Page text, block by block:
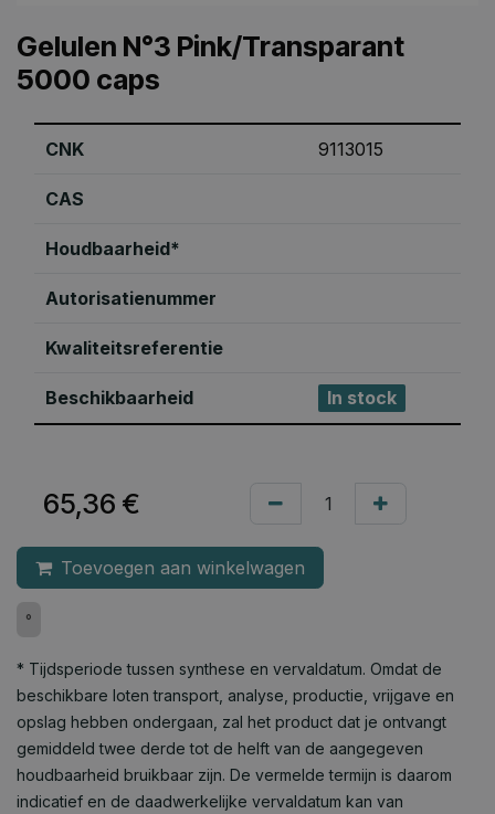
Gelulen N°3 Pink/Transparant
5000 caps
CNK 9113015
CAS
Houdbaarheid*
Autorisatienummer
Kwaliteitsreferentie
Beschikbaarheid In stock
65,36 €
Toevoegen aan winkelwagen
°
* Tijdsperiode tussen synthese en vervaldatum. Omdat de
beschikbare loten transport, analyse, productie, vrijgave en
opslag hebben ondergaan, zal het product dat je ontvangt
gemiddeld twee derde tot de helft van de aangegeven
houdbaarheid bruikbaar zijn. De vermelde termijn is daarom
indicatief en de daadwerkelijke vervaldatum kan van